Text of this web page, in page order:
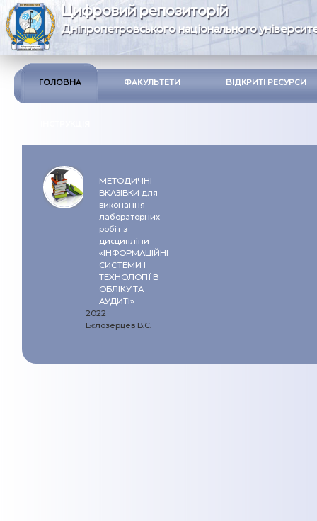
Цифровий репозиторій
Дніпропетровського національного
ГОЛОВНА ФАКУЛЬТЕТИ ВІДКРИТІ РЕСУРСИ
МЕТОДИЧНІ
ВКАЗІВКИ для
виконання
лабораторних
робіт з
дисципліни
«ІНФОРМАЦІЙНІ
СИСТЕМИ І
ТЕХНОЛОГІЇ В
ОБЛІКУ ТА
АУДИТІ»
2022
Бєлозерцев В.С.